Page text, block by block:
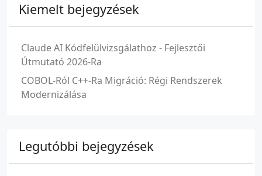
Kiemelt bejegyzések
Claude AI Kódfelülvizsgálathoz - Fejlesztői
Útmutató 2026-Ra
COBOL-Ról C++-Ra Migráció: Régi Rendszerek
Modernizálása
Legutóbbi bejegyzések